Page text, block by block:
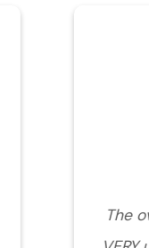
use of